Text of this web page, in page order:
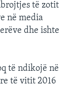
të zotit
në media
dhe ishte
të ndikojë në
të vitit 2016